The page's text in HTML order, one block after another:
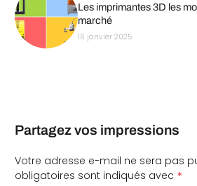
Les imprimantes 3D les
marché
16 janvier 2025
Partagez vos impressions
Votre adresse e-mail ne sera pas
obligatoires sont indiqués avec *